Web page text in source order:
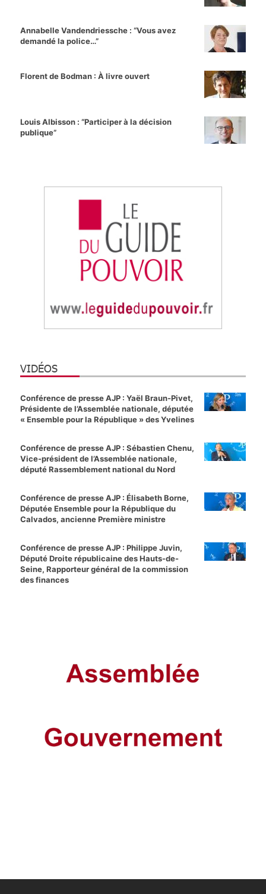
Annabelle Vandendriessche : “Vous avez
demandé la police…”
Florent de Bodman : À livre ouvert
Louis Albisson : “Participer à la décision
publique”
VIDÉOS
Conférence de presse AJP : Yaël Braun-Pivet,
Présidente de l’Assemblée nationale, députée
« Ensemble pour la République » des Yvelines
Conférence de presse AJP : Sébastien Chenu,
Vice-président de l’Assemblée nationale,
député Rassemblement national du Nord
Conférence de presse AJP : Élisabeth Borne,
Députée Ensemble pour la République du
Calvados, ancienne Première ministre
Conférence de presse AJP : Philippe Juvin,
Député Droite républicaine des Hauts-de-
Seine, Rapporteur général de la commission
des finances